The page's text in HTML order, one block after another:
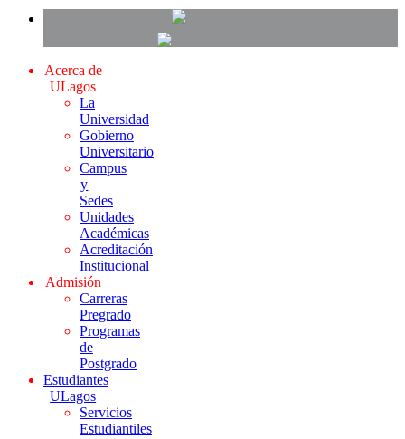
Acerca de
ULagos
La
Universidad
Gobierno
Universitario
Campus
y
Sedes
Unidades
Académicas
Acreditación
Institucional
Admisión
Carreras
Pregrado
Programas
de
Postgrado
Estudiantes
ULagos
Servicios
Estudiantiles